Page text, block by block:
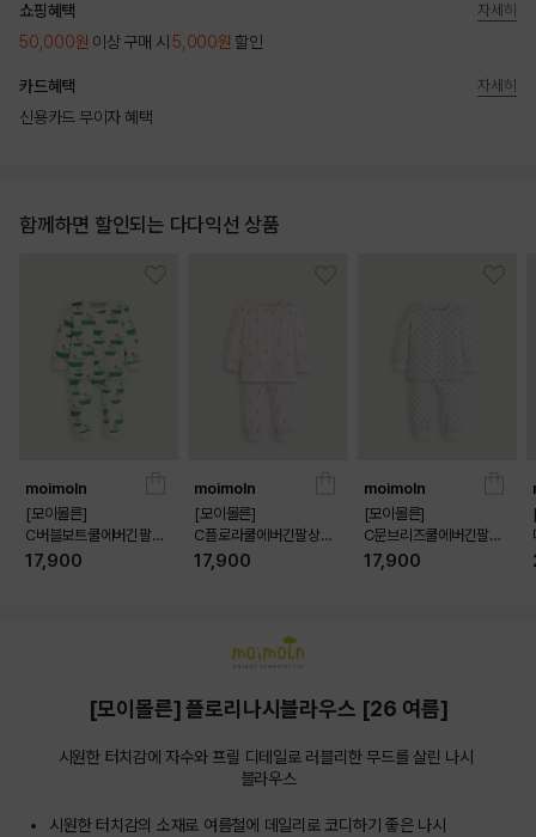
쇼핑혜택
50,000원 이상 구매 시 5,000원 할인
자세히
카드혜택
신용카드 무이자 혜택
자세히
함께하면 할인되는 다다익선 상품
moimoln
[모이몰른]
C버블보트쿨에버긴팔상
하 [26 여름]
17,900
moimoln
[모이몰른]
C플로라쿨에버긴팔상하
[26 여름]
17,900
moimoln
[모이몰른]
C문브리즈쿨에버긴팔상
하 [26 여름]
17,900
[모이몰른] 플로리나시블라우스 [26 여름]
시원한 터치감에 자수와 프릴 디테일로 러블리한 무드를 살린 나시
블라우스
시원한 터치감의 소재로 여름철에 데일리로 코디하기 좋은 나시